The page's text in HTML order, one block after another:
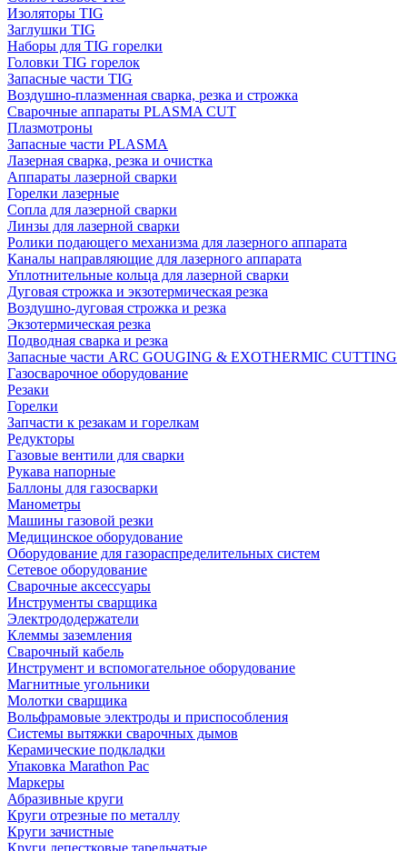
Изоляторы TIG
Заглушки TIG
Наборы для TIG горелки
Головки TIG горелок
Запасные части TIG
Воздушно-плазменная сварка, резка и строжка
Сварочные аппараты PLASMA CUT
Плазмотроны
Запасные части PLASMA
Лазерная сварка, резка и очистка
Аппараты лазерной сварки
Горелки лазерные
Сопла для лазерной сварки
Линзы для лазерной сварки
Ролики подающего механизма для лазерного аппарата
Каналы направляющие для лазерного аппарата
Уплотнительные кольца для лазерной сварки
Дуговая строжка и экзотермическая резка
Воздушно-дуговая строжка и резка
Экзотермическая резка
Подводная сварка и резка
Запасные части ARC GOUGING & EXOTHERMIC CUTTING
Газосварочное оборудование
Резаки
Горелки
Запчасти к резакам и горелкам
Редукторы
Газовые вентили для сварки
Рукава напорные
Баллоны для газосварки
Манометры
Машины газовой резки
Медицинское оборудование
Оборудование для газораспределительных систем
Сетевое оборудование
Сварочные аксессуары
Инструменты сварщика
Электрододержатели
Клеммы заземления
Сварочный кабель
Инструмент и вспомогательное оборудование
Магнитные угольники
Молотки сварщика
Вольфрамовые электроды и приспособления
Системы вытяжки сварочных дымов
Керамические подкладки
Упаковка Marathon Pac
Маркеры
Абразивные круги
Круги отрезные по металлу
Круги зачистные
Круги лепестковые тарельчатые